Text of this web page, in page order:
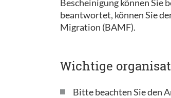
Bescheinigung können Sie
beantwortet, können Sie
Migration (BAMF).
Wichtige
Bitte beachten Sie den